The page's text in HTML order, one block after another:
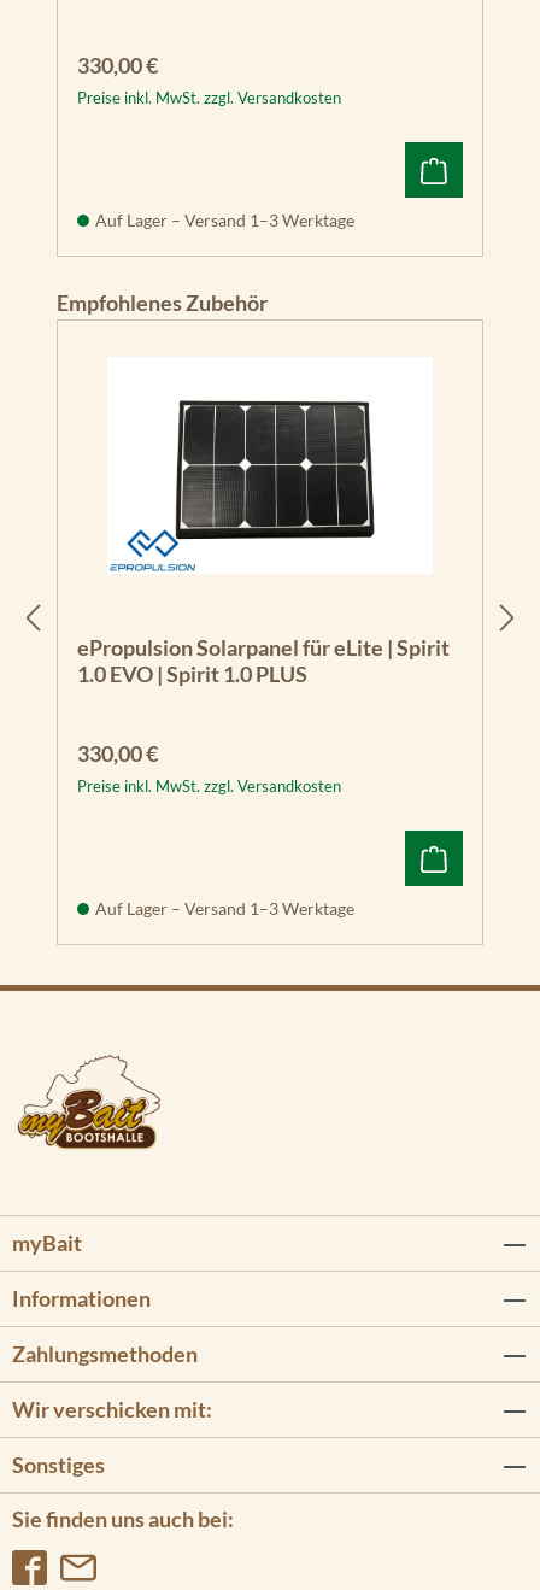
Regulärer Preis:
330,00 €
Preise inkl. MwSt. zzgl. Versandkosten
Auf Lager – Versand 1–3 Werktage
Produktgalerie überspringen
Empfohlenes Zubehör
ePropulsion Solarpanel für eLite | Spirit
1.0 EVO | Spirit 1.0 PLUS
Regulärer Preis:
330,00 €
Preise inkl. MwSt. zzgl. Versandkosten
Auf Lager – Versand 1–3 Werktage
myBait
Informationen
Sie finden uns auch bei:
Zahlungsmethoden
Wir verschicken mit:
Sonstiges